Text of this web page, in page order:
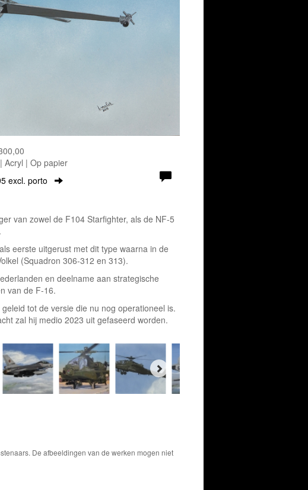
Acryl | Op papier
excl. porto
van zowel de F104 Starfighter, als de NF-5
eerste uitgerust met dit type waarna in de
(Squadron 306-312 en 313).
en deelname aan strategische
van de F-16.
tot de versie die nu nog operationeel is.
zal hij medio 2023 uit gefaseerd worden.
De afbeeldingen van de werken mogen niet